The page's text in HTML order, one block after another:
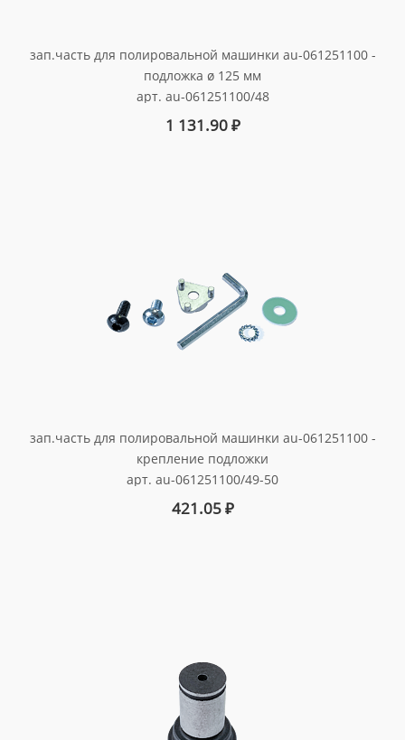
зап.часть для полировальной машинки au-061251100 -
подложка ø 125 мм
арт. au-061251100/48
1 131.90₽
зап.часть для полировальной машинки au-061251100 -
крепление подложки
арт. au-061251100/49-50
421.05₽